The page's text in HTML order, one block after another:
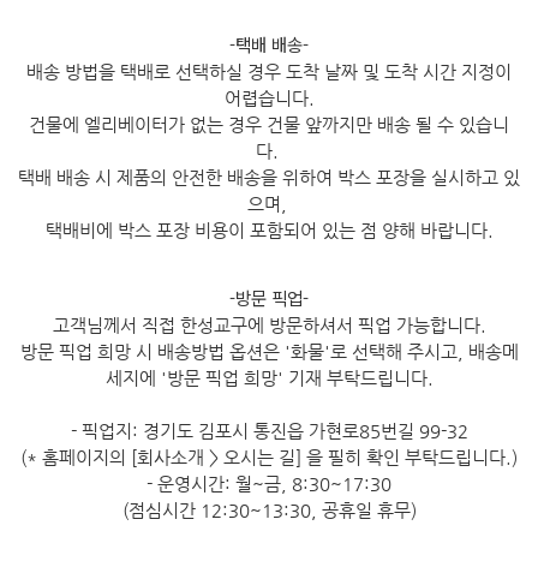
-택배 배송-
배송 방법을 택배로 선택하실 경우 도착 날짜 및 도착 시간 지정이
어렵습니다.
건물에 엘리베이터가 없는 경우 건물 앞까지만 배송 될 수 있습니
다.
택배 배송 시 제품의 안전한 배송을 위하여 박스 포장을 실시하고 있
으며,
택배비에 박스 포장 비용이 포함되어 있는 점 양해 바랍니다.
-방문 픽업-
고객님께서 직접 한성교구에 방문하셔서 픽업 가능합니다.
방문 픽업 희망 시 배송방법 옵션은 '화물'로 선택해 주시고, 배송메
세지에 '방문 픽업 희망' 기재 부탁드립니다.
- 픽업지: 경기도 김포시 통진읍 가현로85번길 99-32
(* 홈페이지의 [회사소개 > 오시는 길] 을 필히 확인 부탁드립니다.)
- 운영시간: 월~금, 8:30~17:30
(점심시간 12:30~13:30, 공휴일 휴무)